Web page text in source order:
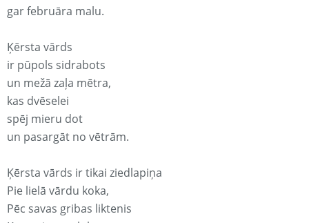
gar februāra malu.
Ķērsta vārds
ir pūpols sidrabots
un mežā zaļa mētra,
kas dvēselei
spēj mieru dot
un pasargāt no vētrām.
Ķērsta vārds ir tikai ziedlapiņa
Pie lielā vārdu koka,
Pēc savas gribas liktenis